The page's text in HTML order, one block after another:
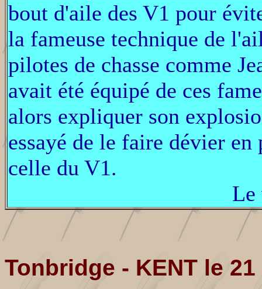
bout d'aile des V1 pour
la fameuse technique de
pilotes de chasse comme
avait été équipé de ces
alors expliquer son
essayé de le faire dévier
celle du V1.
Le
Tonbridge - KENT le